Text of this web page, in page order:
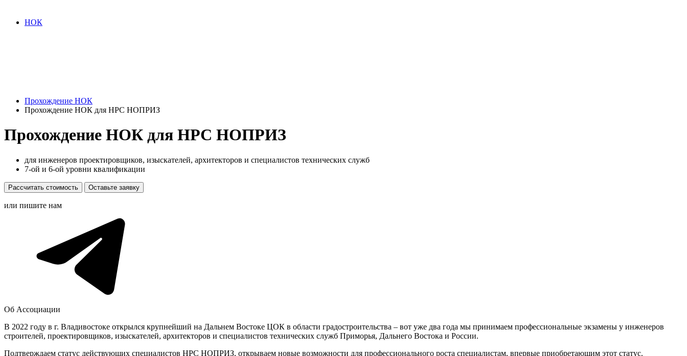
НОК
Прохождение НОК
Прохождение НОК для НРС НОПРИЗ
Прохождение НОК для НРС НОПРИЗ
для инженеров проектировщиков, изыскателей, архитекторов и специалистов технических служб
7-ой и 6-ой уровни квалификации
Рассчитать стоимость Оставьте заявку
или пишите нам
Об Ассоциации
В 2022 году в г. Владивостоке открылся крупнейший на Дальнем Востоке ЦОК в области градостроительства – вот уже два года мы принимаем профессиональные экзамены у инженеров
строителей, проектировщиков, изыскателей, архитекторов и специалистов технических служб Приморья, Дальнего Востока и России.
Подтверждаем статус действующих специалистов НРС НОПРИЗ, открываем новые возможности для профессионального роста специалистам, впервые приобретающим этот статус.